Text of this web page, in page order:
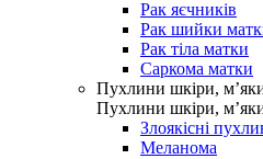
Рак яєчників
Рак шийки
Рак тіла матки
Саркома матки
Пухлини шкіри,
Пухлини шкіри,
Злоякісні
Меланома